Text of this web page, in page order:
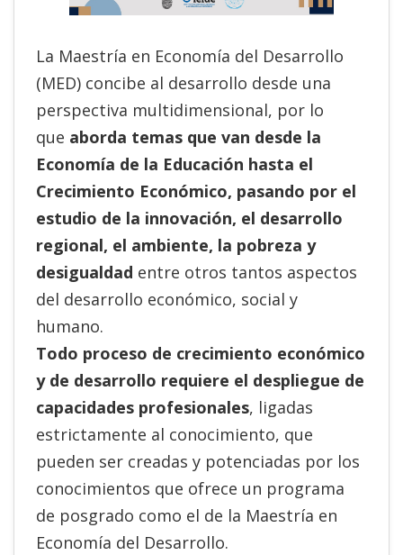
La Maestría en Economía del Desarrollo
(MED) concibe al desarrollo desde una
perspectiva multidimensional, por lo
que aborda temas que van desde la
Economía de la Educación hasta el
Crecimiento Económico, pasando por el
estudio de la innovación, el desarrollo
regional, el ambiente, la pobreza y
desigualdad entre otros tantos aspectos
del desarrollo económico, social y
humano.
Todo proceso de crecimiento económico
y de desarrollo requiere el despliegue de
capacidades profesionales, ligadas
estrictamente al conocimiento, que
pueden ser creadas y potenciadas por los
conocimientos que ofrece un programa
de posgrado como el de la Maestría en
Economía del Desarrollo.